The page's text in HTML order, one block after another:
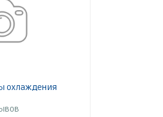
охлаждения